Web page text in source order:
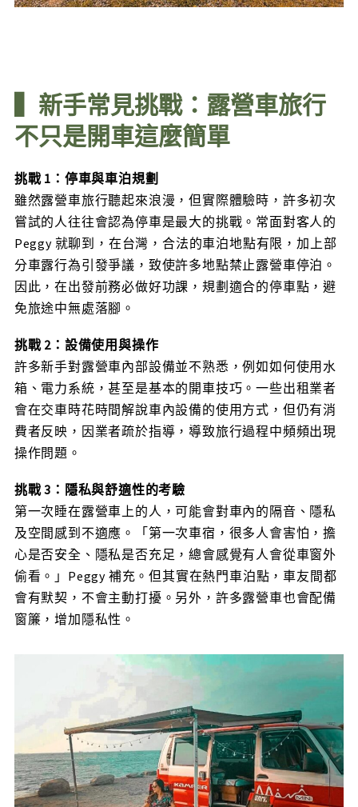
▍新手常見挑戰：露營車旅行
不只是開車這麼簡單
挑戰 1：停車與車泊規劃
雖然露營車旅行聽起來浪漫，但實際體驗時，許多初次
嘗試的人往往會認為停車是最大的挑戰。常面對客人的
Peggy 就聊到，在台灣，合法的車泊地點有限，加上部
分車露行為引發爭議，致使許多地點禁止露營車停泊。
因此，在出發前務必做好功課，規劃適合的停車點，避
免旅途中無處落腳。
挑戰 2：設備使用與操作
許多新手對露營車內部設備並不熟悉，例如如何使用水
箱、電力系統，甚至是基本的開車技巧。一些出租業者
會在交車時花時間解說車內設備的使用方式，但仍有消
費者反映，因業者疏於指導，導致旅行過程中頻頻出現
操作問題。
挑戰 3：隱私與舒適性的考驗
第一次睡在露營車上的人，可能會對車內的隔音、隱私
及空間感到不適應。「第一次車宿，很多人會害怕，擔
心是否安全、隱私是否充足，總會感覺有人會從車窗外
偷看。」Peggy 補充。但其實在熱門車泊點，車友間都
會有默契，不會主動打擾。另外，許多露營車也會配備
窗簾，增加隱私性。